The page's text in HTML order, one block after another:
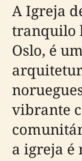
A Igreja
tranquilo
Oslo, é
vibrante
a igreja é